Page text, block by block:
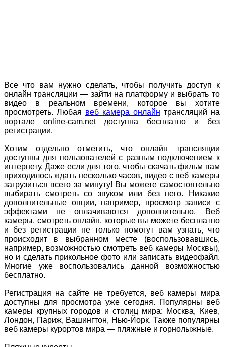
Все что вам нужно сделать, чтобы получить доступ к
онлайн трансляции — зайти на платформу и выбрать то
видео в реальном времени, которое вы хотите
просмотреть. Любая веб камера онлайн трансляций на
портале online-cam.net доступна бесплатно и без
регистрации.
Хотим отдельно отметить, что онлайн трансляции
доступны для пользователей с разным подключением к
интернету. Даже если для того, чтобы скачать фильм вам
приходилось ждать несколько часов, видео с веб камеры
загрузиться всего за минуту! Вы можете самостоятельно
выбирать смотреть со звуком или без него. Никакие
дополнительные опции, например, просмотр записи с
эффектами не оплачиваются дополнительно. Веб
камеры, смотреть онлайн, которые вы можете бесплатно
и без регистрации не только помогут вам узнать, что
происходит в выбранном месте (воспользовавшись,
например, возможностью смотреть веб камеры Москвы),
но и сделать прикольное фото или записать видеофайл.
Многие уже воспользовались данной возможностью
бесплатно.
Регистрация на сайте не требуется, веб камеры мира
доступны для просмотра уже сегодня. Популярны веб
камеры крупных городов и столиц мира: Москва, Киев,
Лондон, Париж, Вашингтон, Нью-Йорк. Также популярны
веб камеры курортов мира — пляжные и горнолыжные.